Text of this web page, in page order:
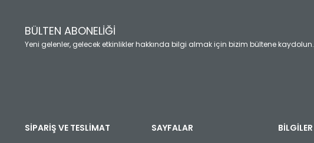
Ürün fiyatı diğer sitelerden daha pahalı.
Bu ürüne benzer farklı alternatifler olmalı.
BÜLTEN ABONELİĞİ
Yeni gelenler, gelecek etkinlikler hakkında bilgi almak için bizim bültene kaydolun.
SİPARİŞ VE TESLİMAT SAYFALAR BİLGİLER